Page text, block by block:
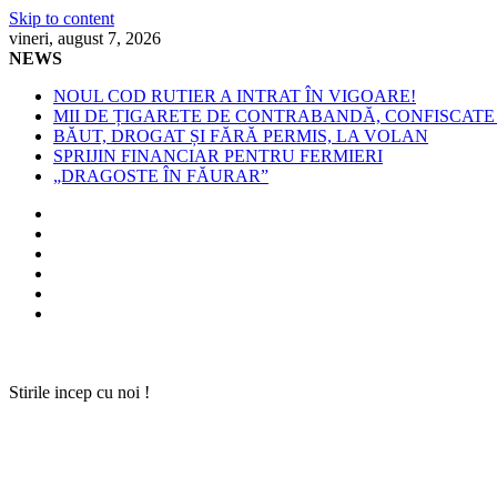
Skip to content
vineri, august 7, 2026
NEWS
NOUL COD RUTIER A INTRAT ÎN VIGOARE!
MII DE ȚIGARETE DE CONTRABANDĂ,
BĂUT, DROGAT ȘI FĂRĂ PERMIS, LA VOLAN
SPRIJIN FINANCIAR PENTRU FERMIERI
„DRAGOSTE ÎN FĂURAR”
Stirile incep cu noi !